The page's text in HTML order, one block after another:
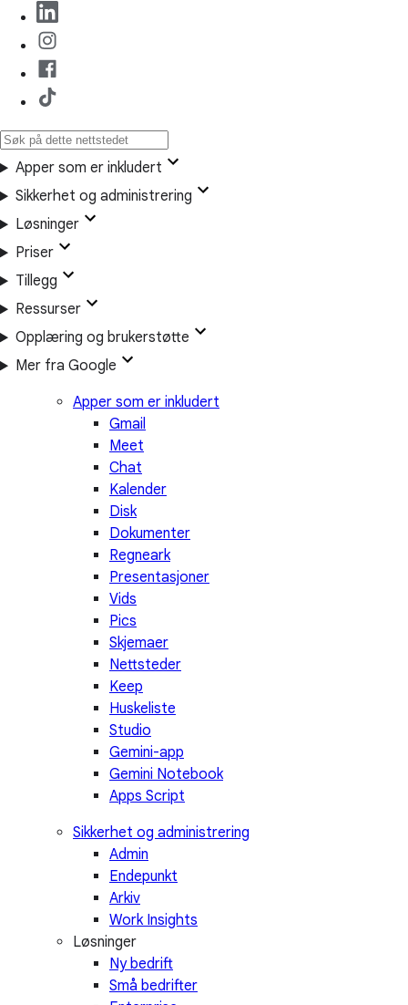
Apper som er inkludert
Sikkerhet og administrering
Løsninger
Priser
Tillegg
Ressurser
Opplæring og brukerstøtte
Mer fra Google
Apper som er inkludert
Gmail
Meet
Chat
Kalender
Disk
Dokumenter
Regneark
Presentasjoner
Vids
Pics
Skjemaer
Nettsteder
Keep
Huskeliste
Studio
Gemini-app
Gemini Notebook
Apps Script
Sikkerhet og administrering
Admin
Endepunkt
Arkiv
Work Insights
Løsninger
Ny bedrift
Små bedrifter